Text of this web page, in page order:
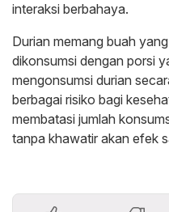
interaksi berbahaya.
Durian memang buah
dikonsumsi dengan porsi
mengonsumsi durian
berbagai risiko bagi
membatasi jumlah
tanpa khawatir akan efek